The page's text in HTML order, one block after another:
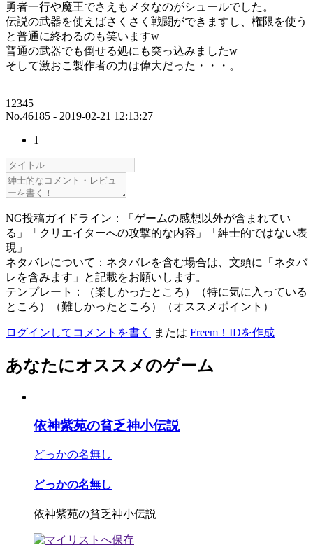
勇者一行や魔王でさえもメタなのがシュールでした。
伝説の武器を使えばさくさく戦闘ができますし、権限を使う
と普通に終わるのも笑いますw
普通の武器でも倒せる処にも突っ込みましたw
そして激おこ製作者の力は偉大だった・・・。
12345
No.46185 - 2019-02-21 12:13:27
1
NG投稿ガイドライン：「ゲームの感想以外が含まれてい
る」「クリエイターへの攻撃的な内容」「紳士的ではない表
現」
ネタバレについて：ネタバレを含む場合は、文頭に「ネタバ
レを含みます」と記載をお願いします。
テンプレート：（楽しかったところ）（特に気に入っている
ところ）（難しかったところ）（オススメポイント）
ログインしてコメントを書く または Freem！IDを作成
あなたにオススメのゲーム
依神紫苑の貧乏神小伝説
どっかの名無し
どっかの名無し
依神紫苑の貧乏神小伝説